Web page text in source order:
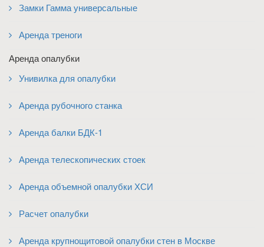
Замки Гамма универсальные
Аренда треноги
Аренда опалубки
Унивилка для опалубки
Аренда рубочного станка
Аренда балки БДК-1
Аренда телескопических стоек
Аренда объемной опалубки ХСИ
Расчет опалубки
Аренда крупнощитовой опалубки стен в Москве